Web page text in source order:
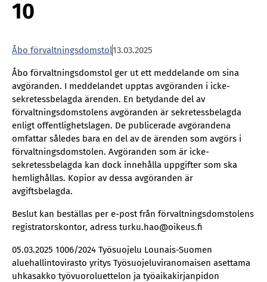
10
Åbo förvaltningsdomstol13.03.2025
Åbo förvaltningsdomstol ger ut ett meddelande om sina
avgöranden. I meddelandet upptas avgöranden i icke-
sekretessbelagda ärenden. En betydande del av
förvaltningsdomstolens avgöranden är sekretessbelagda
enligt offentlighetslagen. De publicerade avgörandena
omfattar således bara en del av de ärenden som avgörs i
förvaltningsdomstolen. Avgöranden som är icke-
sekretessbelagda kan dock innehålla uppgifter som ska
hemlighållas. Kopior av dessa avgöranden är
avgiftsbelagda.
Beslut kan beställas per e-post från förvaltningsdomstolens
registratorskontor, adress turku.hao@oikeus.fi
05.03.2025 1006/2024 Työsuojelu Lounais-Suomen
aluehallintovirasto yritys Työsuojeluviranomaisen asettama
uhkasakko työvuoroluettelon ja työaikakirjanpidon